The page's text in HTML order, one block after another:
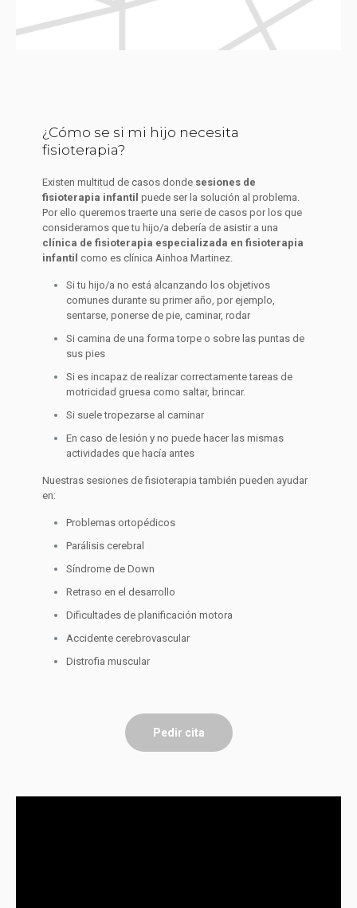
¿Cómo se si mi hijo necesita
fisioterapia?
Existen multitud de casos donde sesiones de
fisioterapia infantil puede ser la solución al problema.
Por ello queremos traerte una serie de casos por los que
consideramos que tu hijo/a debería de asistir a una
clínica de fisioterapia especializada en fisioterapia
infantil como es clínica Ainhoa Martinez.
Si tu hijo/a no está alcanzando los objetivos
comunes durante su primer año, por ejemplo,
sentarse, ponerse de pie, caminar, rodar
Si camina de una forma torpe o sobre las puntas de
sus pies
Si es incapaz de realizar correctamente tareas de
motricidad gruesa como saltar, brincar.
Si suele tropezarse al caminar
En caso de lesión y no puede hacer las mismas
actividades que hacía antes
Nuestras sesiones de fisioterapia también pueden ayudar
en:
Problemas ortopédicos
Parálisis cerebral
Síndrome de Down
Retraso en el desarrollo
Dificultades de planificación motora
Accidente cerebrovascular
Distrofia muscular
Pedir cita